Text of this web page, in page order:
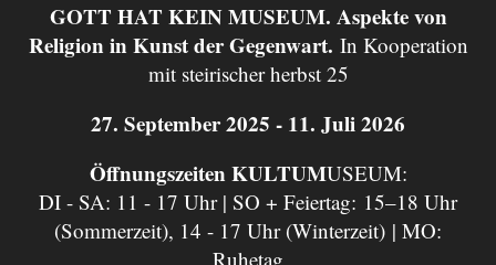
GOTT HAT KEIN MUSEUM. Aspekte von
Religion in Kunst der Gegenwart. In Kooperation
mit steirischer herbst 25
27. September 2025 - 11. Juli 2026
Öffnungszeiten KULTUMUSEUM:
DI - SA: 11 - 17 Uhr | SO + Feiertag: 15–18 Uhr
(Sommerzeit), 14 - 17 Uhr (Winterzeit) | MO:
Ruhetag